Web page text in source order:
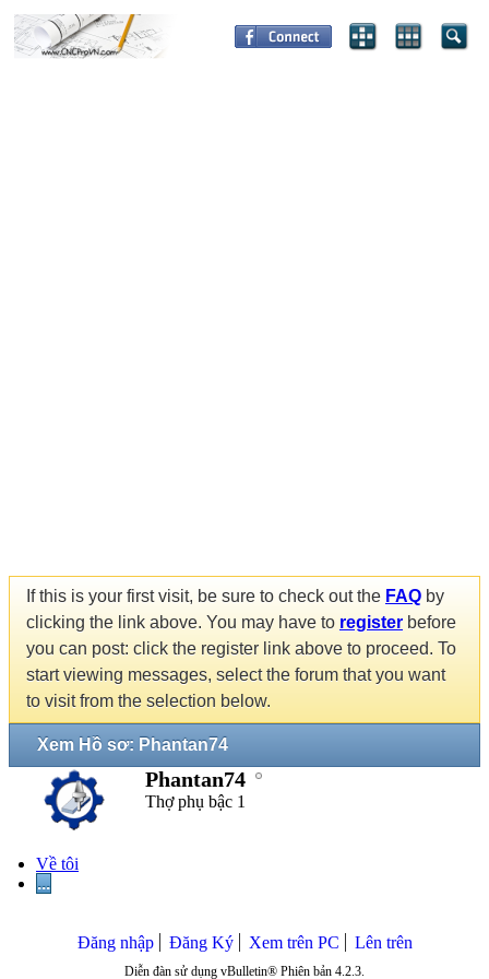
If this is your first visit, be sure to check out the FAQ by
clicking the link above. You may have to register before
you can post: click the register link above to proceed. To
start viewing messages, select the forum that you want
to visit from the selection below.
Xem Hồ sơ: Phantan74
Phantan74
Thợ phụ bậc 1
Về tôi
...
Đăng nhập Đăng Ký Xem trên PC Lên trên
Diễn đàn sử dụng vBulletin® Phiên bản 4.2.3.